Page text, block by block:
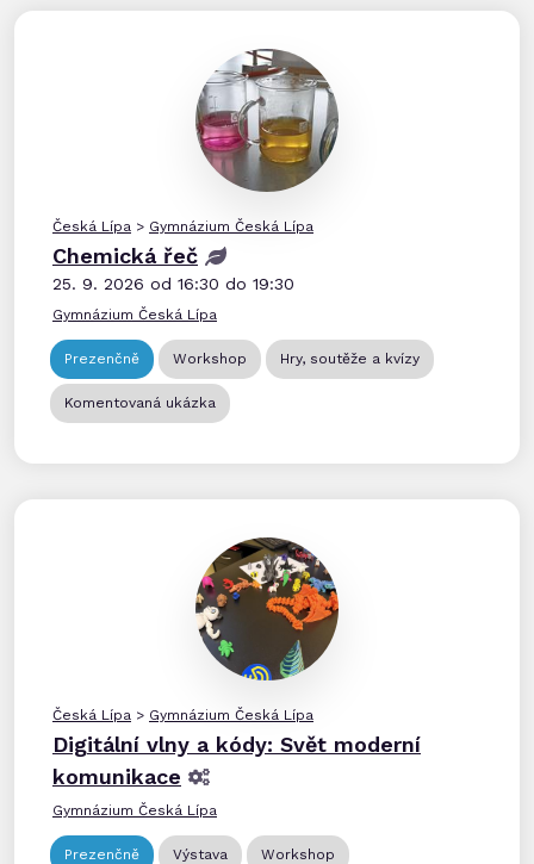
Česká Lípa > Gymnázium Česká Lípa
Chemická řeč
25. 9. 2026 od 16:30 do 19:30
Gymnázium Česká Lípa
Prezenčně Workshop Hry, soutěže a kvízy
Komentovaná ukázka
Česká Lípa > Gymnázium Česká Lípa
Digitální vlny a kódy: Svět moderní
komunikace
Gymnázium Česká Lípa
Prezenčně Výstava Workshop